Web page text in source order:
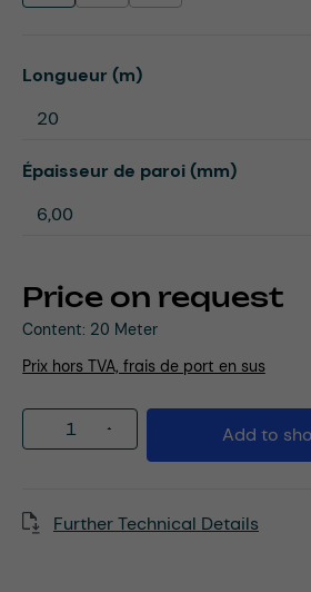
Price on request
Content: 20 Meter
Prix hors TVA, frais de port en sus
Select
Longueur (m)
Select
Épaisseur de paroi (mm)
Product Quantity:Add to
Further Technical Details